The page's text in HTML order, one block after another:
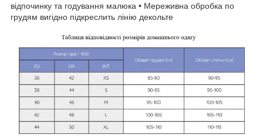
відпочинку та годування малюка • Мереживна обробка по
грудям вигідно підкреслить лінію декольте